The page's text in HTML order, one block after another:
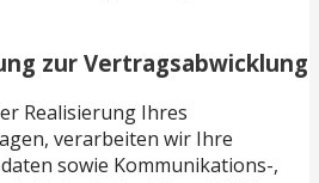
zur Vertragsabwicklung
Realisierung Ihres
verarbeiten wir Ihre
sowie Kommunikations-,